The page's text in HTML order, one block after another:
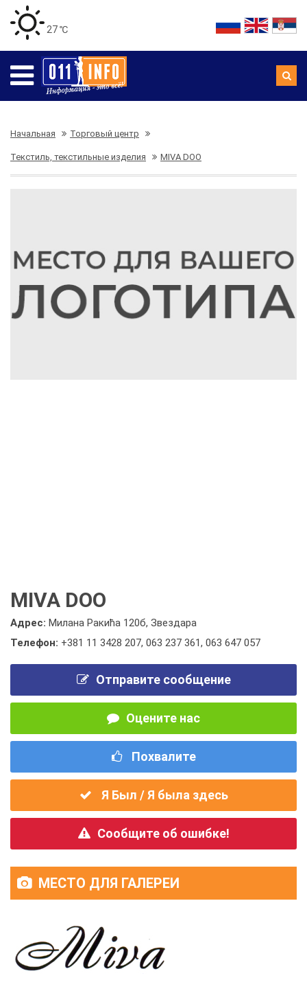
27 ℃
Начальная Торговый центр
Текстиль, текстильные изделия MIVA DOO
MIVA DOO
Адрес: Милана Ракића 120б, Звездара
Телефон: +381 11 3428 207, 063 237 361, 063 647 057
Отправите сообщение
Оцените нас
Похвалите
Я Был / Я была здесь
Сообщите об ошибке!
МЕСТО ДЛЯ ГАЛЕРЕИ